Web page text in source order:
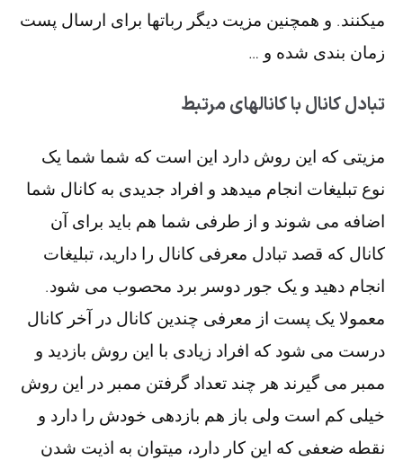
میکنند. و همچنین مزیت دیگر رباتها برای ارسال پست
زمان بندی شده و …
تبادل کانال با کانالهای مرتبط
مزیتی که این روش دارد این است که شما شما یک
نوع تبلیغات انجام میدهد و افراد جدیدی به کانال شما
اضافه می شوند و از طرفی شما هم باید برای آن
کانال که قصد تبادل معرفی کانال را دارید، تبلیغات
انجام دهید و یک جور دوسر برد محصوب می شود.
معمولا یک پست از معرفی چندین کانال در آخر کانال
درست می شود که افراد زیادی با این روش بازدید و
ممبر می گیرند هر چند تعداد گرفتن ممبر در این روش
خیلی کم است ولی باز هم بازدهی خودش را دارد و
نقطه ضعفی که این کار دارد، میتوان به اذیت شدن